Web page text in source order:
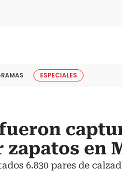
ESPECIALES
zapatos en
6.830 pares de